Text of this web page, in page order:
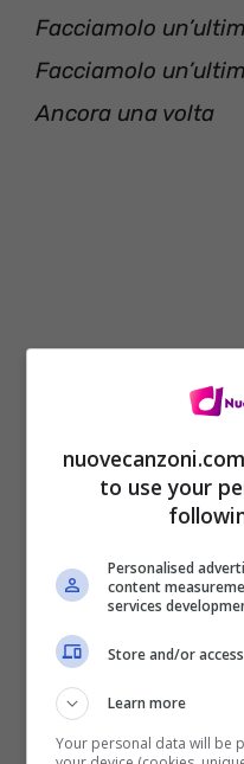
Facciamolo
Facciamolo
Ancora una volta
[OUTRO]
Dammi l’amore,
dammi una buona
Dammi bontà e
aspettando?
Dammi tutto, tutto
portare
to use your
Personalised
content
services
Store and/or
Learn more
Your personal data will be